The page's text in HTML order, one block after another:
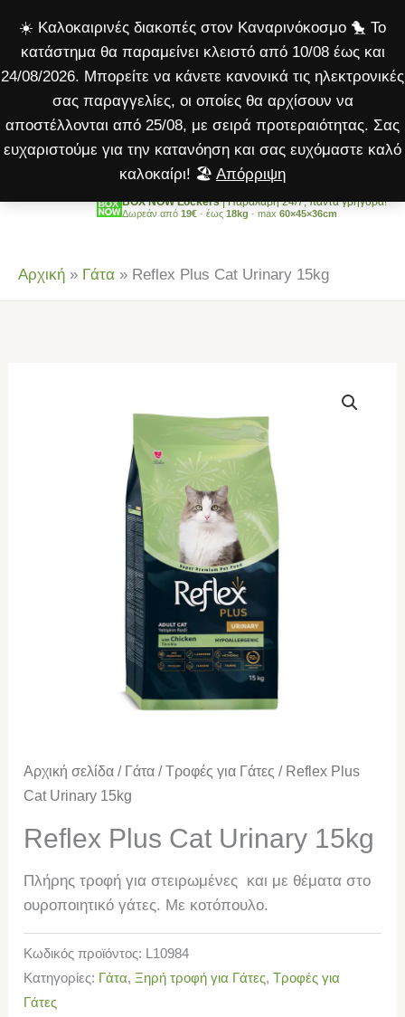
☀️ Καλοκαιρινές διακοπές στον Καναρινόκοσμο 🐤 Το
κατάστημα θα παραμείνει κλειστό από 10/08 έως και
24/08/2026. Μπορείτε να κάνετε κανονικά τις ηλεκτρονικές
σας παραγγελίες, οι οποίες θα αρχίσουν να
αποστέλλονται από 25/08, με σειρά προτεραιότητας. Σας
ευχαριστούμε για την κατανόηση και σας ευχόμαστε καλό
καλοκαίρι! 🏖️ Απόρριψη
στο
περιεχόμενο
BOX NOW Lockers| Παραλαβή 24/7, πάντα γρήγορα!
Δωρεάν από 19€ · έως 18kg · max 60×45×36cm
Αρχική » Γάτα » Reflex Plus Cat Urinary 15kg
Αρχική σελίδα / Γάτα / Τροφές για Γάτες / Reflex Plus
Cat Urinary 15kg
Reflex Plus Cat Urinary 15kg
Πλήρης τροφή για στειρωμένες και με θέματα στο
ουροποιητικό γάτες. Με κοτόπουλο.
Κωδικός προϊόντος: L10984
Κατηγορίες: Γάτα, Ξηρή τροφή για Γάτες,Τροφές για
Γάτες
Urinary
15kg
ποσότητα